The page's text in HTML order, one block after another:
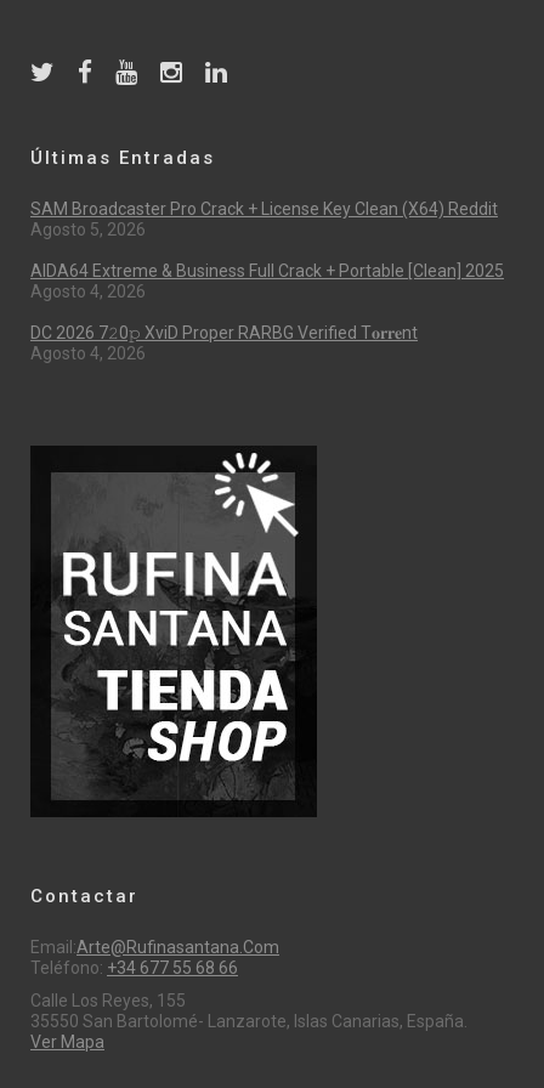
Últimas Entradas
SAM Broadcaster Pro Crack + License Key Clean (x64) Reddit
Agosto 5, 2026
AIDA64 Extreme & Business Full Crack + Portable [Clean] 2025
Agosto 4, 2026
DC 2026 7𝟸0𝚙 XviD Proper RARBG Verified T𝐨𝐫𝐫𝐞nt
Agosto 4, 2026
Contactar
Email:Arte@rufinasantana.com
Teléfono: +34 677 55 68 66
Calle Los Reyes, 155
35550 San Bartolomé- Lanzarote, Islas Canarias, España.
Ver Mapa